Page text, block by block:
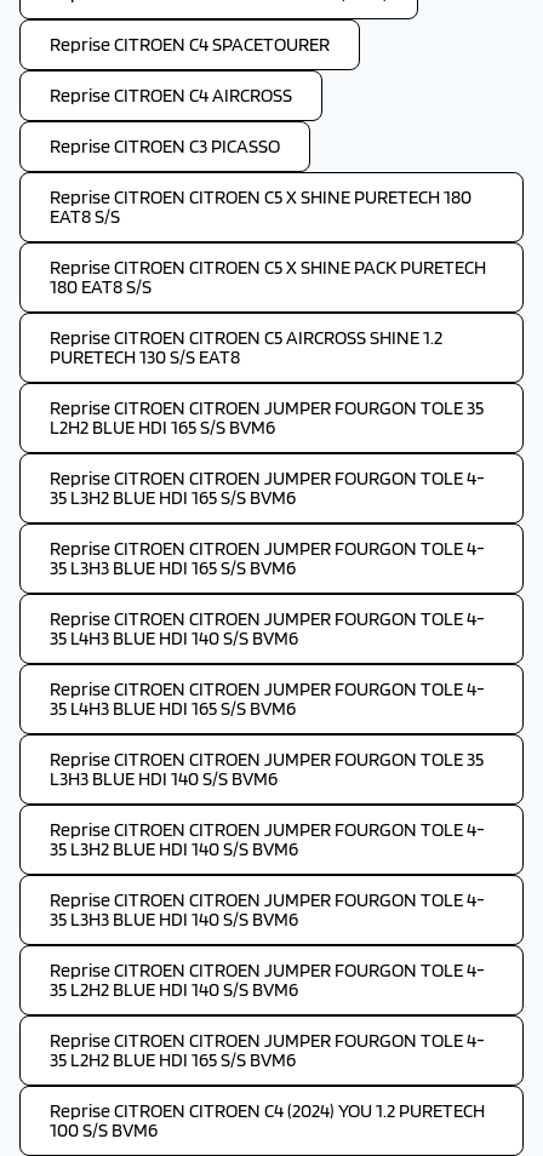
Reprise CITROEN C4 SPACETOURER
Reprise CITROEN C4 AIRCROSS
Reprise CITROEN C3 PICASSO
Reprise CITROEN CITROEN C5 X SHINE PURETECH 180
EAT8 S/S
Reprise CITROEN CITROEN C5 X SHINE PACK PURETECH
180 EAT8 S/S
Reprise CITROEN CITROEN C5 AIRCROSS SHINE 1.2
PURETECH 130 S/S EAT8
Reprise CITROEN CITROEN JUMPER FOURGON TOLE 35
L2H2 BLUE HDI 165 S/S BVM6
Reprise CITROEN CITROEN JUMPER FOURGON TOLE 4-
35 L3H2 BLUE HDI 165 S/S BVM6
Reprise CITROEN CITROEN JUMPER FOURGON TOLE 4-
35 L3H3 BLUE HDI 165 S/S BVM6
Reprise CITROEN CITROEN JUMPER FOURGON TOLE 4-
35 L4H3 BLUE HDI 140 S/S BVM6
Reprise CITROEN CITROEN JUMPER FOURGON TOLE 4-
35 L4H3 BLUE HDI 165 S/S BVM6
Reprise CITROEN CITROEN JUMPER FOURGON TOLE 35
L3H3 BLUE HDI 140 S/S BVM6
Reprise CITROEN CITROEN JUMPER FOURGON TOLE 4-
35 L3H2 BLUE HDI 140 S/S BVM6
Reprise CITROEN CITROEN JUMPER FOURGON TOLE 4-
35 L3H3 BLUE HDI 140 S/S BVM6
Reprise CITROEN CITROEN JUMPER FOURGON TOLE 4-
35 L2H2 BLUE HDI 140 S/S BVM6
Reprise CITROEN CITROEN JUMPER FOURGON TOLE 4-
35 L2H2 BLUE HDI 165 S/S BVM6
Reprise CITROEN CITROEN C4 (2024) YOU 1.2 PURETECH
100 S/S BVM6